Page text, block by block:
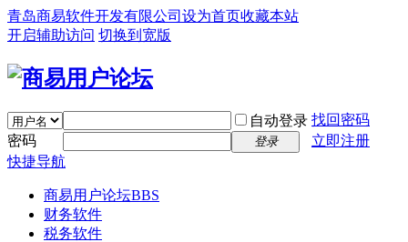
青岛商易软件开发有限公司 设为首页收藏本站
开启辅助访问 切换到宽版
自动登录 找回密码
密码
登录
立即注册
快捷导航
商易用户论坛BBS
财务软件
税务软件